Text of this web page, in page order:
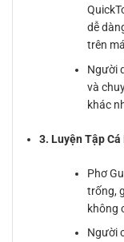
dễ
trên
Người
và
khác
3. Luyện Tập
Phơ
trống,
không
Người